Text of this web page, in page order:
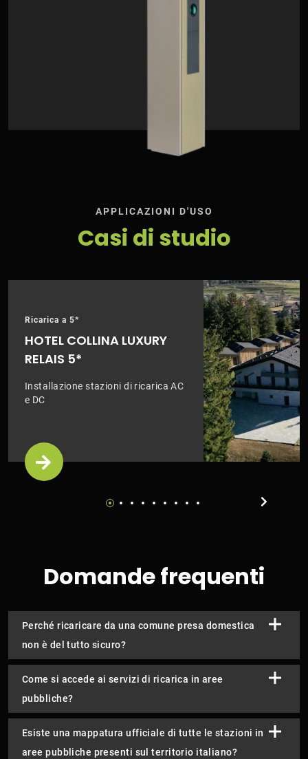
APPLICAZIONI D'USO
Casi di studio
Ricarica a 5*
HOTEL COLLINA LUXURY
RELAIS 5*
Installazione stazioni di ricarica AC
e DC
Domande frequenti
Perché ricaricare da una comune presa domestica
non è del tutto sicuro?
Come si accede ai servizi di ricarica in aree
pubbliche?
Esiste una mappatura ufficiale di tutte le stazioni in
aree pubbliche presenti sul territorio italiano?